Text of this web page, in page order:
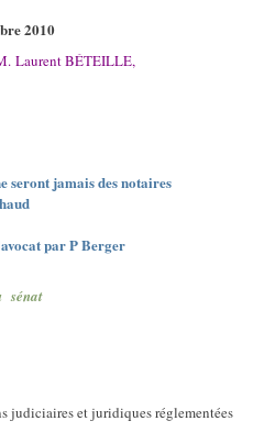
2010
Laurent BÉTEILLE,
seront jamais des notaires
par P Berger
sénat
judiciaires et juridiques réglementées